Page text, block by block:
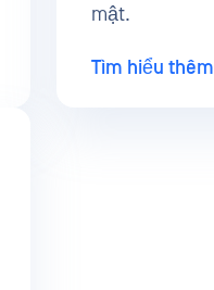
mật.
Tìm hiểu thêm